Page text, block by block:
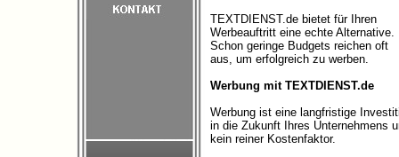
TEXTDIENST.de bietet für Ihren
Werbeauftritt eine echte Alternative.
Schon geringe Budgets reichen oft
aus, um erfolgreich zu werben.
Werbung mit TEXTDIENST.de
Werbung ist eine langfristige
in die Zukunft Ihres Unternehmens
kein reiner Kostenfaktor.